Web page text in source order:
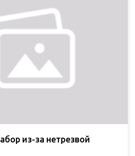
из-за нетрезвой